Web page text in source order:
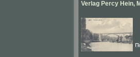
Рутгерса, затем
заочном
штата Вирджиния
Американской
школы уехал в .
начала Русской
в XIX веке Книга
Комитетом
премии, а Ученым
Министерства
имуществ -
Verlag Percy Hein,